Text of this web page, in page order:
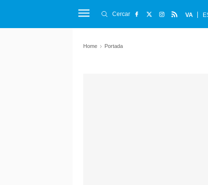
Cercar VA
Home Portada